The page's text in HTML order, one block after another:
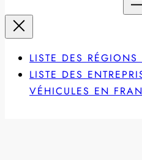
LISTE DES RÉGIONS
LISTE DES
VÉHICULES EN